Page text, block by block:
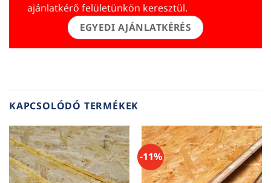
ajánlatkérő felületünkön keresztül.
EGYEDI AJÁNLATKÉRÉS
KAPCSOLÓDÓ TERMÉKEK
-11%